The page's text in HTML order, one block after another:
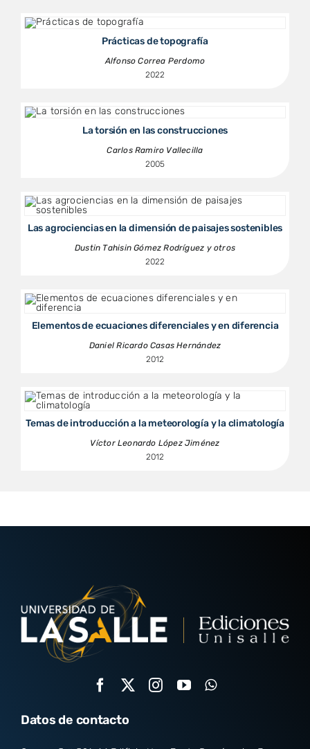
Prácticas de topografía
Alfonso Correa Perdomo
2022
La torsión en las construcciones
Carlos Ramiro Vallecilla
2005
Las agrociencias en la dimensión de paisajes sostenibles
Dustin Tahisin Gómez Rodríguez y otros
2022
Elementos de ecuaciones diferenciales y en diferencia
Daniel Ricardo Casas Hernández
2012
Temas de introducción a la meteorología y la climatología
Víctor Leonardo López Jiménez
2012
Datos de contacto